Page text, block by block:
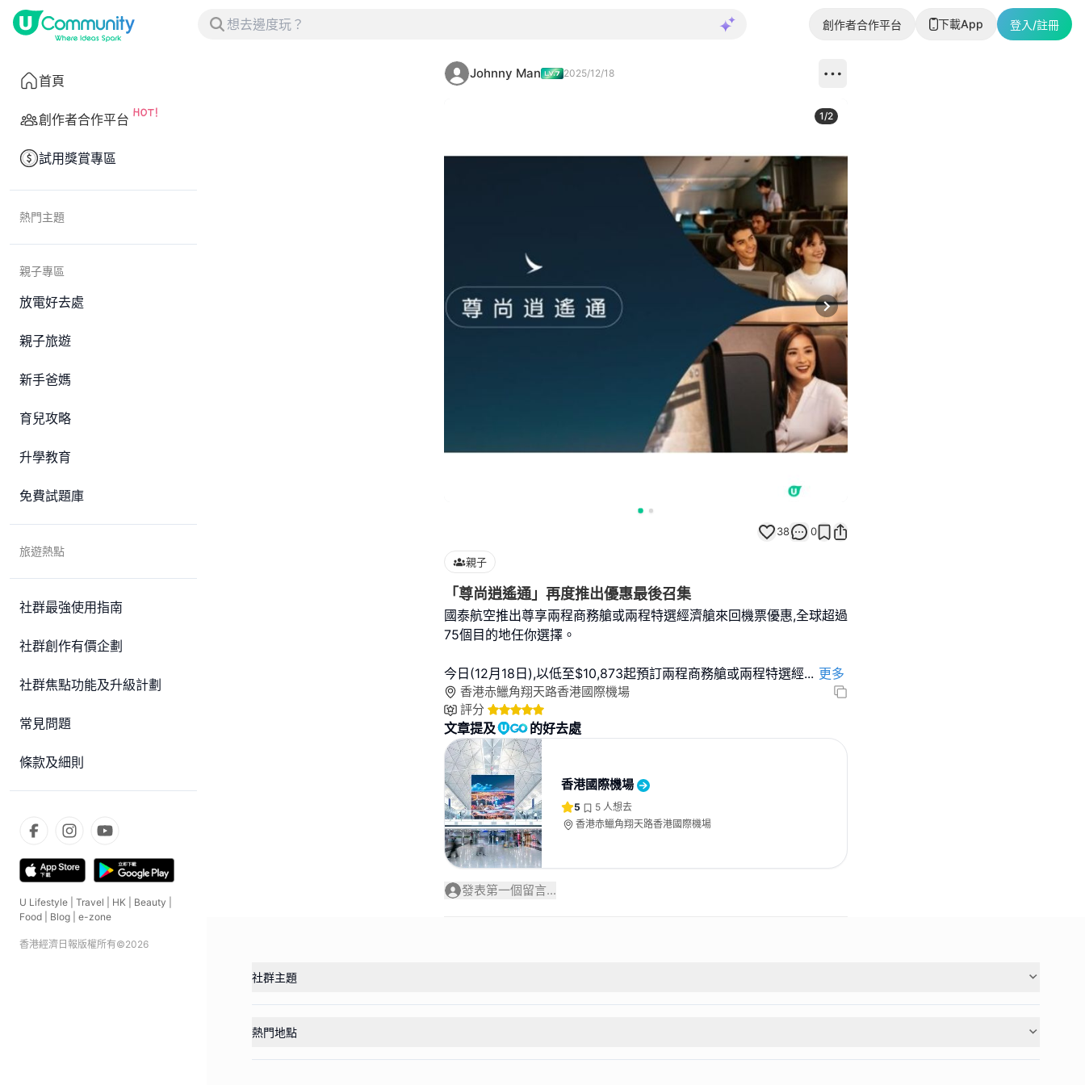
創作者合作平台 下載App 登入/註冊
首頁
創作者合作平台
試用獎賞專區
熱門主題
親子專區
放電好去處
親子旅遊
新手爸媽
育兒攻略
升學教育
免費試題庫
旅遊熱點
社群最強使用指南
社群創作有價企劃
社群焦點功能及升級計劃
常見問題
條款及細則
U Lifestyle Travel HK Beauty
Food
Blog e-zone
香港經濟日報版權所有©2026
Johnny Man 2025/12/18
Next slide
1/2
38 0
親子
「尊尚逍遙通」再度推出優惠最後召集
國泰航空推出尊享兩程商務艙或兩程特選經濟艙來回機票優惠,全球超過
75個目的地任你選擇。
今日(12月18日),以低至$10,873起預訂兩程商務艙或兩程特選經... 更多
香港赤鱲角翔天路香港國際機場
評分
文章提及 的好去處
香港國際機場
5 5 人想去
香港赤鱲角翔天路香港國際機場
發表第一個留言...
社群主題
熱門地點